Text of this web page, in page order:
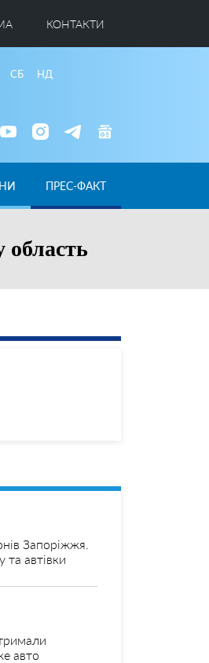
КОНТАКТИ
СБ НД
ПРЕС-ФАКТ
область
Запоріжжя.
та автівки
авто